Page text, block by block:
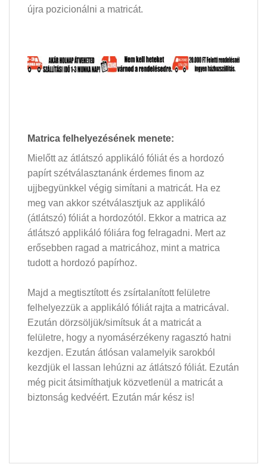
újra pozicionálni a matricát.
Matrica felhelyezésének menete:
Mielőtt az átlátszó applikáló fóliát és a hordozó
papírt szétválasztanánk érdemes finom az
ujjbegyünkkel végig simítani a matricát. Ha ez
meg van akkor szétválasztjuk az applikáló
(átlátszó) fóliát a hordozótól. Ekkor a matrica az
átlátszó applikáló fóliára fog felragadni. Mert az
erősebben ragad a matricához, mint a matrica
tudott a hordozó papírhoz.
Majd a megtisztított és zsírtalanított felületre
felhelyezzük a applikáló fóliát rajta a matricával.
Ezután dörzsöljük/simítsuk át a matricát a
felületre, hogy a nyomásérzékeny ragasztó hatni
kezdjen. Ezután átlósan valamelyik sarokból
kezdjük el lassan lehúzni az átlátszó fóliát. Ezután
még picit átsimíthatjuk közvetlenül a matricát a
biztonság kedvéért. Ezután már kész is!